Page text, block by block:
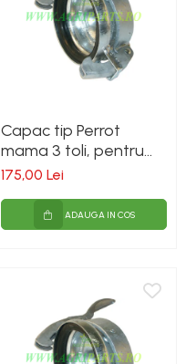
Capac tip Perrot
mama 3 toli, pentru
vidanja
175,00 Lei
ADAUGA IN COS